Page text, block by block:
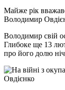
Майже рік
Володимир
Володимир свій
Глибоке ще 13
про його долю